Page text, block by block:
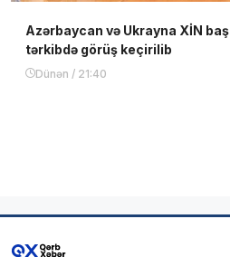
Azərbaycan və Ukrayna XİN
tərkibdə görüş keçirilib
Dünən / 21:40